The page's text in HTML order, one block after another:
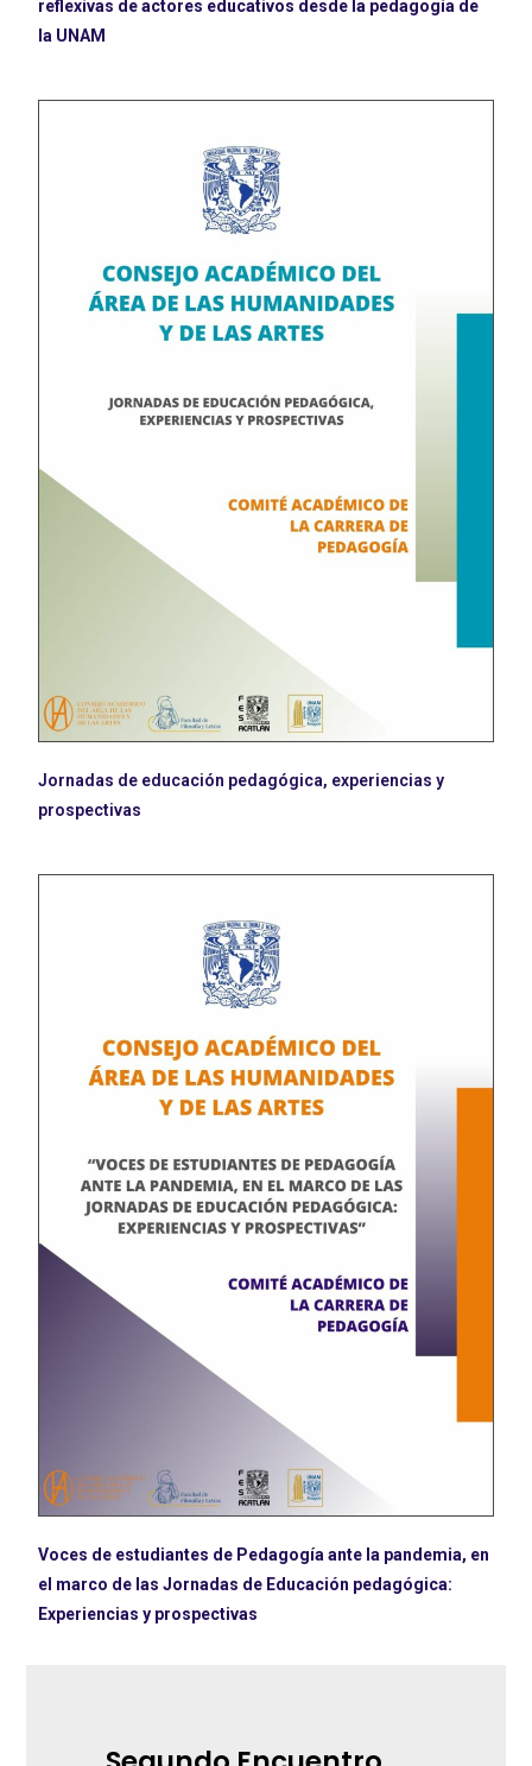
reflexivas de actores educativos desde la pedagogía de
la UNAM
Jornadas de educación pedagógica, experiencias y
prospectivas
Voces de estudiantes de Pedagogía ante la pandemia, en
el marco de las Jornadas de Educación pedagógica:
Experiencias y prospectivas